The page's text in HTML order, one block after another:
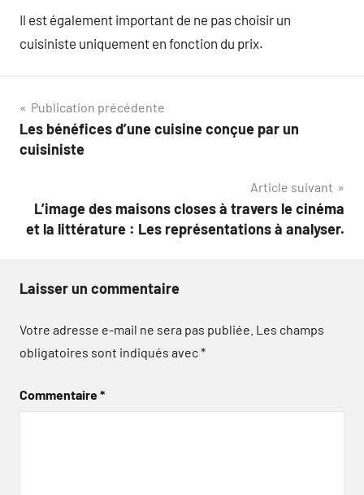
Il est également important de ne pas choisir un
cuisiniste uniquement en fonction du prix.
Navigation
de
Publication précédente
Les bénéfices d’une cuisine conçue par un
cuisiniste
Article suivant
L’image des maisons closes à travers le cinéma
et la littérature : Les représentations à analyser.
Laisser un commentaire
Votre adresse e-mail ne sera pas publiée. Les champs
obligatoires sont indiqués avec*
Commentaire*